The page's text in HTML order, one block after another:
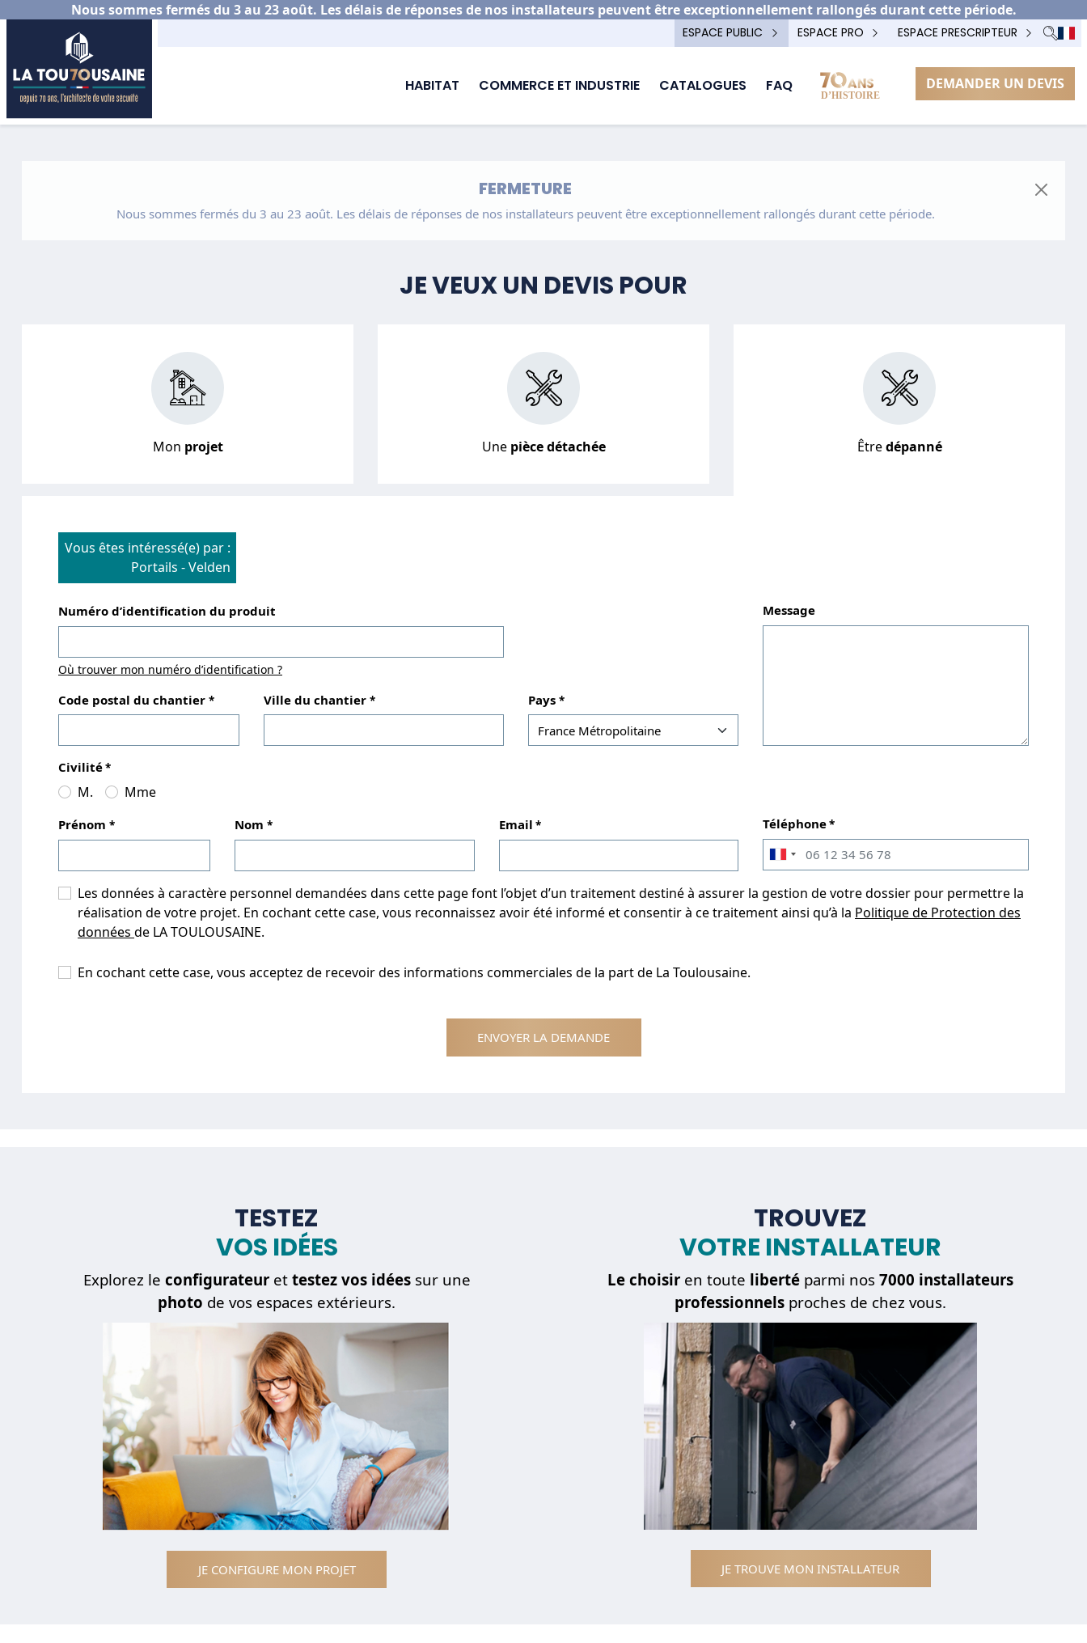
Nous sommes fermés du 3 au 23 août. Les délais de réponses de nos installateurs peuvent être exceptionnellement rallongés durant cette période.
ESPACE PUBLIC ESPACE PRO ESPACE PRESCRIPTEUR
HABITAT COMMERCE ET INDUSTRIE CATALOGUES FAQ DEMANDER UN DEVIS
FERMETURE
Nous sommes fermés du 3 au 23 août. Les délais de réponses de nos installateurs peuvent être exceptionnellement rallongés durant cette période.
Vous êtes intéressé(e) par :
Portails -Velden
Numéro d’identification du produit
Où trouver mon numéro d’identification ?
Code postal du chantier Ville du chantier Pays
Message
Civilité
M. Mme
Prénom Nom Email Téléphone
Les données à caractère personnel demandées dans cette page font l’objet d’un traitement destiné à assurer la gestion de votre dossier pour permettre la
réalisation de votre projet. En cochant cette case, vous reconnaissez avoir été informé et consentir à ce traitement ainsi qu’à la Politique de Protection des
données de LA TOULOUSAINE.
En cochant cette case, vous acceptez de recevoir des informations commerciales de la part de La Toulousaine.
ENVOYER LA DEMANDE
JE VEUX UN DEVIS POUR
Mon projet Une pièce détachée Êtredépanné
TESTEZ
VOS IDÉES
Explorez le configurateuret testez vos idéessur une
photo de vos espaces extérieurs.
JE CONFIGURE MON PROJET
TROUVEZ
VOTRE INSTALLATEUR
Le choisir en toute liberté parmi nos 7000 installateurs
professionnels proches de chez vous.
JE TROUVE MON INSTALLATEUR